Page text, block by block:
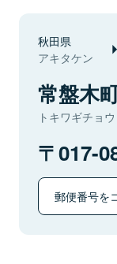
秋田県
アキタケン
常盤木
トキワギチョウ
017-
郵便番号を